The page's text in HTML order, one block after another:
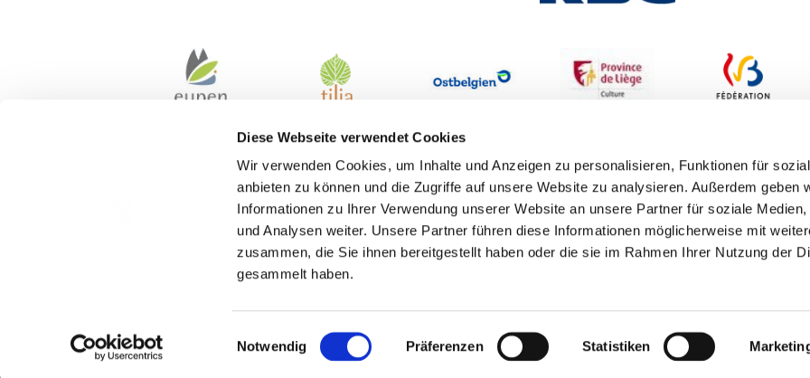
Diese Webseite verwendet Cookies
Wir verwenden Cookies, um Inhalte und Anzeigen zu personalisieren, Funktionen für
anbieten zu können und die Zugriffe auf unsere Website zu analysieren. Außerdem geben
Informationen zu Ihrer Verwendung unserer Website an unsere Partner für soziale Medien,
und Analysen weiter. Unsere Partner führen diese Informationen möglicherweise mit
zusammen, die Sie ihnen bereitgestellt haben oder die sie im Rahmen Ihrer Nutzung der
gesammelt haben.
Einwilligungsauswahl
Notwendig Präferenzen Statistiken
Webwork byPixelbar&Pavonet